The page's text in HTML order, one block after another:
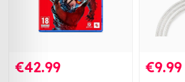
€42.99 €9.99